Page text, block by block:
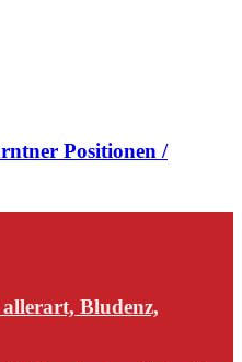
Positionen /
Bludenz,